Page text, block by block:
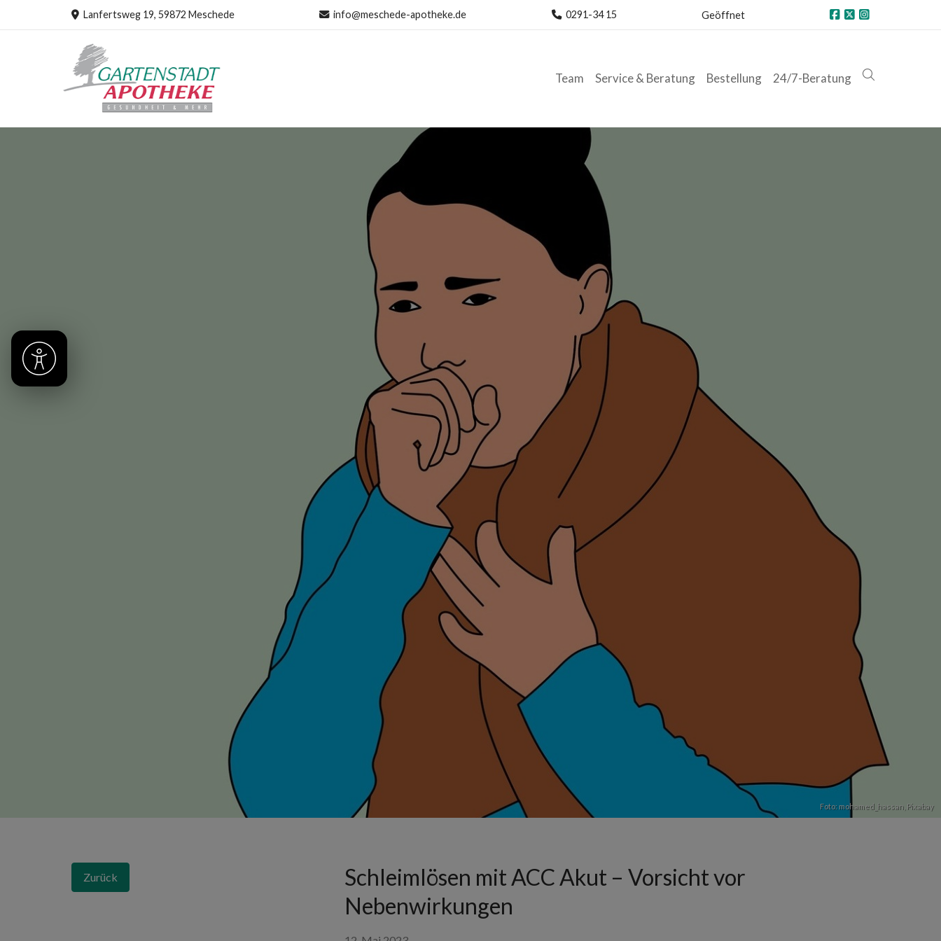
Lanfertsweg 19, 59872 Meschede info@meschede-apotheke.de 0291-34 15 Geöffnet
Team Service & Beratung Bestellung 24/7-Beratung
Foto: mohamed_hassan, Pixabay
Zurück
Schleimlösen mit ACC Akut – Vorsicht vor
Nebenwirkungen